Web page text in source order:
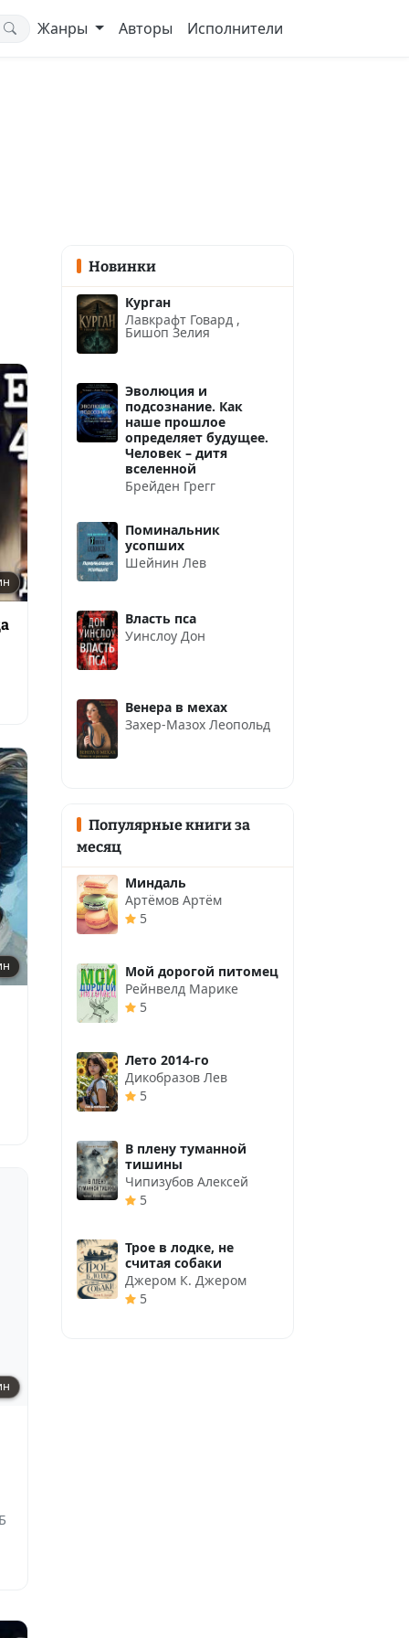
Жанры Авторы Исполнители
Новинки
Курган
Лавкрафт Говард ,
Бишоп Зелия
Эволюция и
подсознание. Как
наше прошлое
определяет будущее.
Человек – дитя
вселенной
Брейден Грегг
Поминальник
усопших
Шейнин Лев
Власть пса
Уинслоу Дон
Венера в мехах
Захер-Мазох Леопольд
Популярные книги за
месяц
Миндаль
Артёмов Артём
5
Мой дорогой питомец
Рейнвелд Марике
5
Лето 2014-го
Дикобразов Лев
5
В плену туманной
тишины
Чипизубов Алексей
5
Трое в лодке, не
считая собаки
Джером К. Джером
5